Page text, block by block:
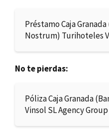
Préstamo Caja
Nostrum) Turihoteles
No te pierdas:
Póliza Caja Granada
Vinsol SL Agency